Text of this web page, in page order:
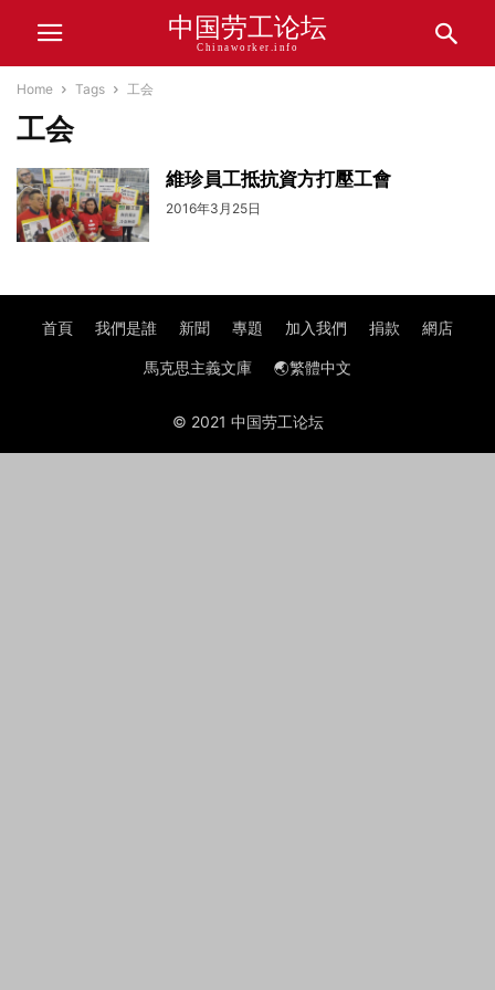
中国劳工论坛
Chinaworker.info
Home Tags 工会
工会
維珍員工抵抗資方打壓工會
2016年3月25日
首頁 我們是誰 新聞 專題 加入我們 捐款 網店
馬克思主義文庫 🌏繁體中文
© 2021 中国劳工论坛